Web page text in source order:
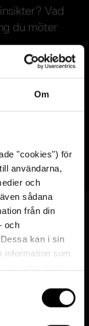
Om
"cookies") för
användarna,
och
sådana
från din
och
kan i sin
information som
Vad
du möter
02-23